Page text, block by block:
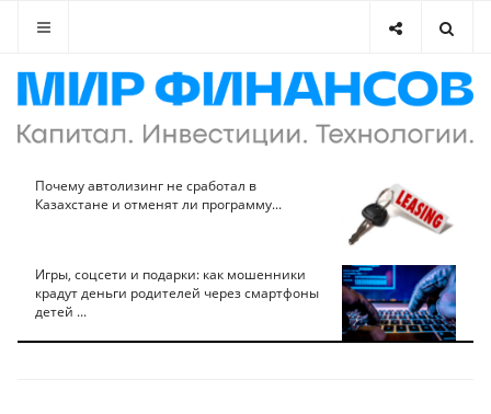
Почему автолизинг не сработал в
Казахстане и отменят ли программу...
Игры, соцсети и подарки: как мошенники
крадут деньги родителей через смартфоны
детей ...